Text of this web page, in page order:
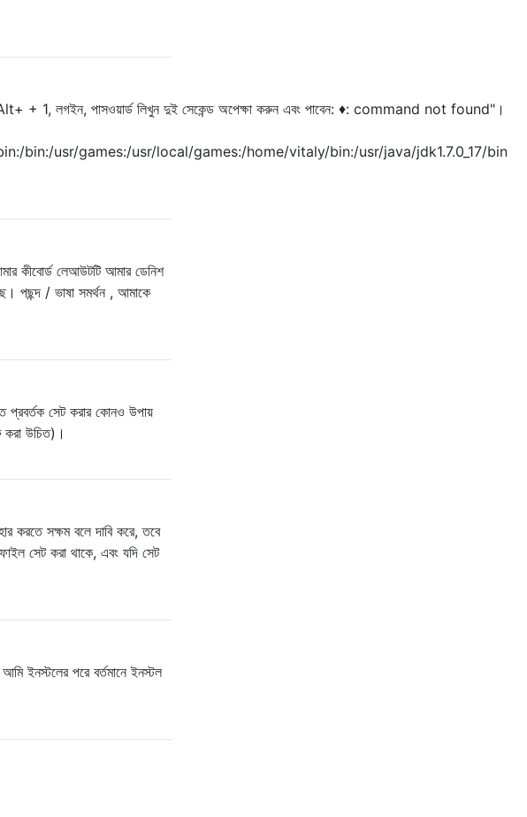
+ 1, লগইন, পাসওয়ার্ড লিখুন দুই সেকেন্ড অপেক্ষা করুন এবং পাবেন: ♦: command not found"।
bin:/usr/games:/usr/local/games:/home/vitaly/bin:/usr/java/jdk1.7.0_17/bin
কীবোর্ড লেআউটটি আমার ডেনিশ
পছন্দ / ভাষা সমর্থন , আমাকে
প্রবর্তক সেট করার কোনও উপায়
করা উচিত)।
করতে সক্ষম বলে দাবি করে, তবে
সেট করা থাকে, এবং যদি সেট
ইনস্টলের পরে বর্তমানে ইনস্টল